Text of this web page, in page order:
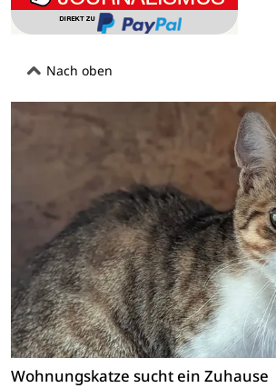
Nach oben
Wohnungskatze sucht ein Zuhause